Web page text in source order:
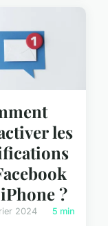
les
?
2024 5 min